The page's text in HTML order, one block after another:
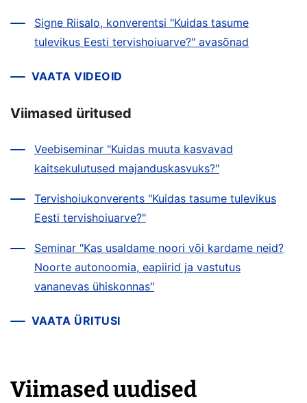
Signe Riisalo, konverentsi "Kuidas tasume
tulevikus Eesti tervishoiuarve?" avasõnad
VAATA VIDEOID
Viimased üritused
Veebiseminar "Kuidas muuta kasvavad
kaitsekulutused majanduskasvuks?"
Tervishoiukonverents "Kuidas tasume tulevikus
Eesti tervishoiuarve?"
Seminar "Kas usaldame noori või kardame neid?
Noorte autonoomia, eapiirid ja vastutus
vananevas ühiskonnas"
VAATA ÜRITUSI
Viimased uudised